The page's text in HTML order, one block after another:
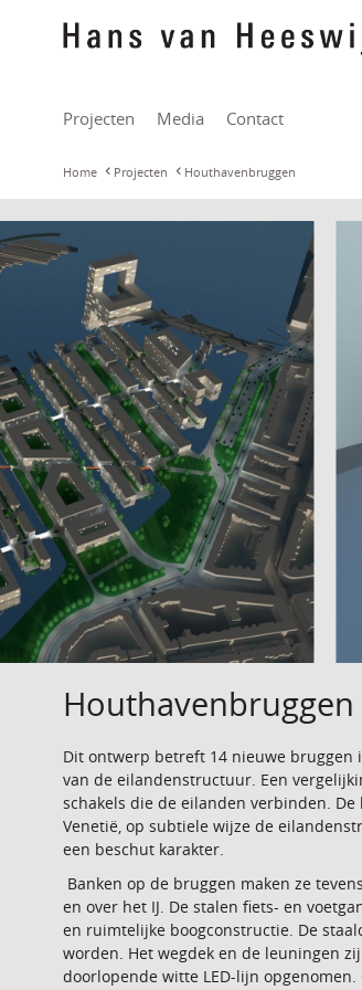
Projecten Media Contact
Home Projecten Houthavenbruggen
Houthavenbruggen
Dit ontwerp betreft 14 nieuwe bruggen
van de eilandenstructuur. Een
schakels die de eilanden verbinden.
Venetië, op subtiele wijze de
een beschut karakter.
Banken op de bruggen maken ze
en over het IJ. De stalen fiets- en
en ruimtelijke boogconstructie. De
worden. Het wegdek en de leuningen
doorlopende witte LED-lijn